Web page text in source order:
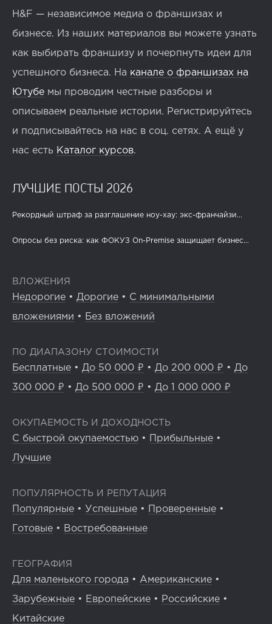
H&F — независимое медиа о франшизах и
бизнесе. Из наших материалов вы можете узнать
как выбирать франшизу и почерпнуть идеи для
успешного бизнеса. На канале о франшизах на
Ютубе мы проводим честные разборы и
описываем реальные истории. Регистрируйтесь
и подписывайтесь на нас в соц. сетях. А ещё у
нас есть Каталог курсов.
ЛУЧШИЕ ПОСТЫ 2026
Рекордный штраф за разглашение ноу-хау: экс-франчайзи...
Опросы без риска: как ФОКУЗ On-Premise защищает бизнес...
ВЛОЖЕНИЯ
Недорогие • Дорогие • С минимальными
вложениями • Без вложений
ПО ДИАПАЗОНУ СТОИМОСТИ
Бесплатные • До 50 000 ₽ • До 200 000 ₽ • До
300 000 ₽ • До 500 000 ₽ • До 1 000 000 ₽
ОКУПАЕМОСТЬ И ДОХОДНОСТЬ
С быстрой окупаемостью • Прибыльные •
Лучшие
ПОПУЛЯРНОСТЬ И РЕПУТАЦИЯ
Популярные • Успешные • Проверенные •
Готовые • Востребованные
ГЕОГРАФИЯ
Для маленького города • Американские •
Зарубежные • Европейские • Российские •
Китайские